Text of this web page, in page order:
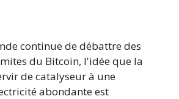
continue de débattre des
du Bitcoin, l'idée que la
de catalyseur à une
abondante est